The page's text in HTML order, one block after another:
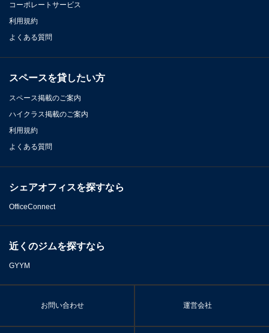
コーポレートサービス
利用規約
よくある質問
スペースを貸したい方
スペース掲載のご案内
ハイクラス掲載のご案内
利用規約
よくある質問
シェアオフィスを探すなら
OfficeConnect
近くのジムを探すなら
GYYM
お問い合わせ 運営会社